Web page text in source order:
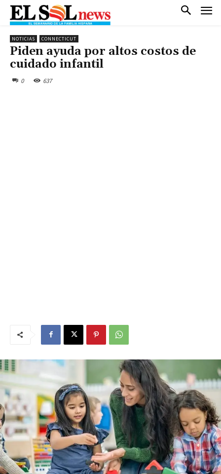
NOTICIAS CONNECTICUT
Piden ayuda por altos costos de
cuidado infantil
0 637